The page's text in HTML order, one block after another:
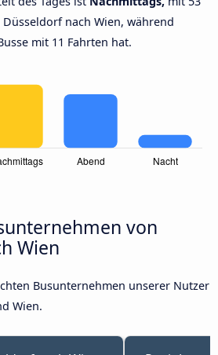
nach Wien, während
mit 11 Fahrten hat.
von
Wien
Busunternehmen unserer Nutzer
Wien.